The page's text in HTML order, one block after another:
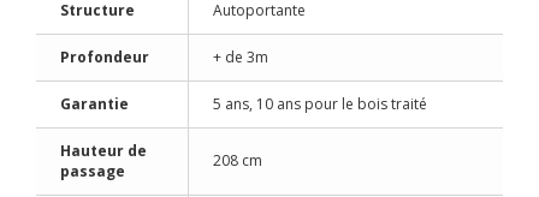
Structure Autoportante
Profondeur + de 3m
Garantie 5 ans, 10 ans pour le bois traité
Hauteur de
passage
208 cm